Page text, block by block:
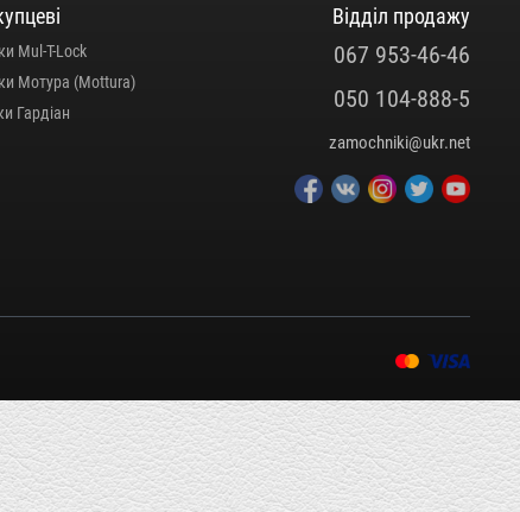
Mul-T-Lock
Мотура (Mottura)
Гардіан
Відділ продажу
067 953-46-46
050 104-888-5
zamochniki@ukr.net